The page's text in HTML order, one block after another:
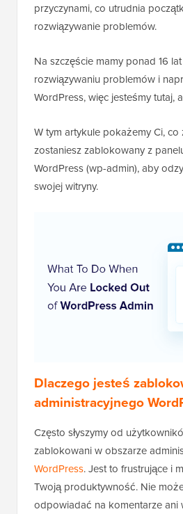
przyczynami, co utrudnia
rozwiązywanie problemów.
Na szczęście mamy ponad 16
rozwiązywaniu problemów i
WordPress, więc jesteśmy tutaj,
W tym artykule pokażemy Ci,
zostaniesz zablokowany z
WordPress (wp-admin), aby
swojej witryny.
Dlaczego jesteś
administracyjnego
Często słyszymy od
zablokowani w obszarze
WordPress. Jest to frustrujące i
Twoją produktywność. Nie
odpowiadać na komentarze ani